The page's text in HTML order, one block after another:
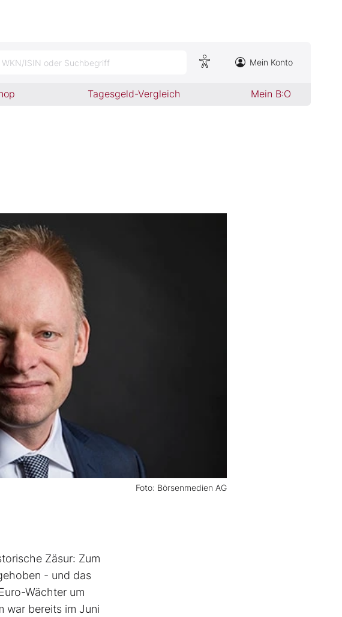
WKN/ISIN oder Suchbegriff Mein Konto
Tagesgeld-Vergleich Mein B:O
Foto: Börsenmedien AG
Zäsur: Zum
- und das
Wächter um
war bereits im Juni